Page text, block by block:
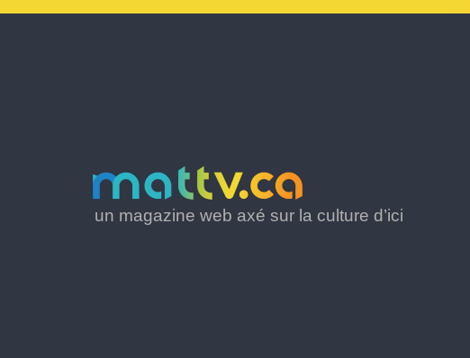
un magazine web axé sur la culture d’ici